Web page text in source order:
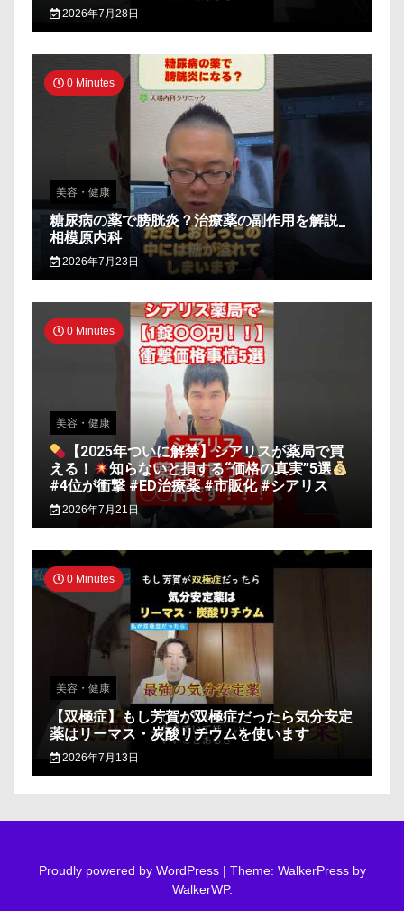
2026年7月28日
0 Minutes
美容・健康
糖尿病の薬で膀胱炎？治療薬の副作用を解説_
相模原内科
2026年7月23日
0 Minutes
美容・健康
【2025年ついに解禁】シアリスが薬局で買
える！
知らないと損する“価格の真実”5選
#4位が衝撃 #ED治療薬 #市販化 #シアリス
2026年7月21日
0 Minutes
美容・健康
【双極症】もし芳賀が双極症だったら気分安定
薬はリーマス・炭酸リチウムを使います
2026年7月13日
Proudly powered by WordPress | Theme: WalkerPress by
WalkerWP.